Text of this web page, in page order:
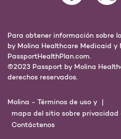
Para obtener información sobre
by Molina Healthcare Medicaid y
PassportHealthPlan.com.
©2023 Passport by Molina
derechos reservados.
Molina - Términos de uso y
mapa del sitio sobre privacidad
Contáctenos